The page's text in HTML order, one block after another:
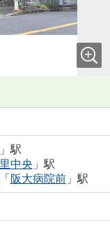
」駅
中央 」駅
阪大病院前」駅